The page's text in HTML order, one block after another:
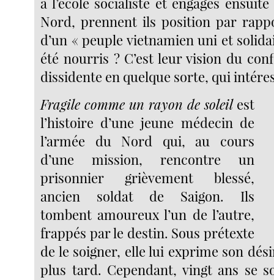
Nord, prennent ils position par
d’un « peuple vietnamien uni et
été nourris ? C’est leur vision du
dissidente en quelque sorte, qui
Fragile comme un rayon de soleilest
l’histoire d’une jeune médecin de
l’armée du Nord qui, au cours
d’une mission, rencontre un
prisonnier grièvement blessé,
ancien soldat de Saigon. Ils
tombent amoureux l’un de l’autre,
frappés par le destin. Sous prétexte
de le soigner, elle lui exprime son
plus tard. Cependant, vingt ans se